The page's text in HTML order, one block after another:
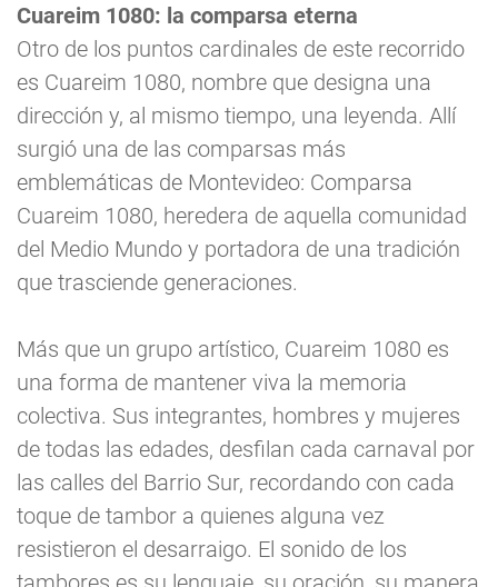
Cuareim 1080: la comparsa eterna
Otro de los puntos cardinales de este recorrido
es Cuareim 1080, nombre que designa una
dirección y, al mismo tiempo, una leyenda. Allí
surgió una de las comparsas más
emblemáticas de Montevideo: Comparsa
Cuareim 1080, heredera de aquella comunidad
del Medio Mundo y portadora de una tradición
que trasciende generaciones.
Más que un grupo artístico, Cuareim 1080 es
una forma de mantener viva la memoria
colectiva. Sus integrantes, hombres y mujeres
de todas las edades, desfilan cada carnaval por
las calles del Barrio Sur, recordando con cada
toque de tambor a quienes alguna vez
resistieron el desarraigo. El sonido de los